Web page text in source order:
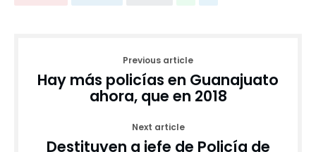
Previous article
Hay más policías en Guanajuato
ahora, que en 2018
Next article
Destituyen a jefe de Policía de